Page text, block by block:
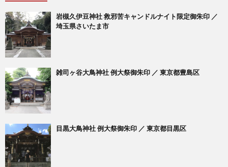
岩槻久伊豆神社 救邪苦キャンドルナイト限定御朱印 ／
埼玉県さいたま市
雑司ヶ谷大鳥神社 例大祭御朱印 ／ 東京都豊島区
目黒大鳥神社 例大祭御朱印 ／ 東京都目黒区